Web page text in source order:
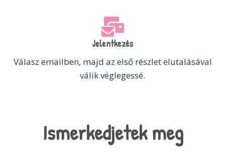
Jelentkezés
Válasz emailben, majd az első részlet elutalásával
válik véglegessé.
Ismerkedjetek meg